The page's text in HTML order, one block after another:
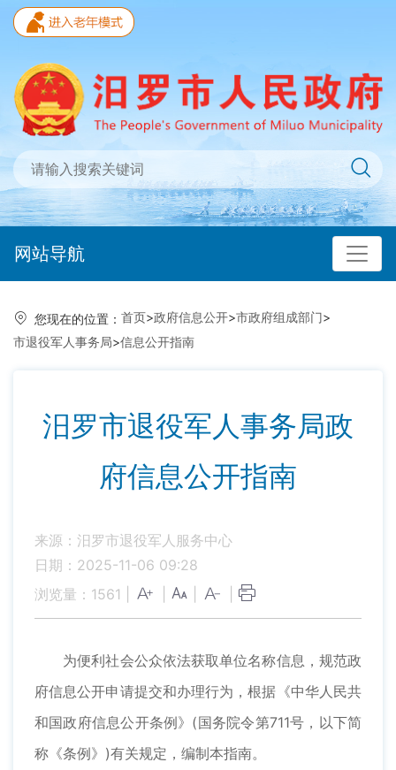
网站导航
您现在的位置： 首页>政府信息公开>市政府组成部门>
市退役军人事务局>信息公开指南
汨罗市退役军人事务局政
府信息公开指南
来源：汨罗市退役军人服务中心
日期：2025-11-06 09:28
浏览量： 1561
为便利社会公众依法获取单位名称信息，规范政
府信息公开申请提交和办理行为，根据《中华人民共
和国政府信息公开条例》(国务院令第711号，以下简
称《条例》)有关规定，编制本指南。